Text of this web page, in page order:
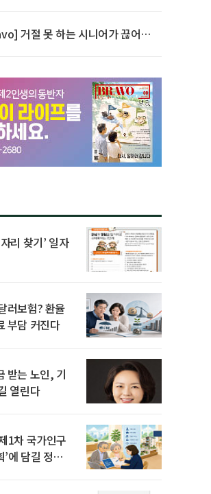
거절 못 하는 시니어가 끊어야
리 찾기’ 일자
러보험? 환율
부담 커진다
받는 노인, 기
열린다
1차 국가인구
에 담길 정책